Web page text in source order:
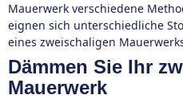
Mauerwerk verschiedene
eignen sich unterschiedliche
eines zweischaligen
Dämmen Sie Ihr
Mauerwerk